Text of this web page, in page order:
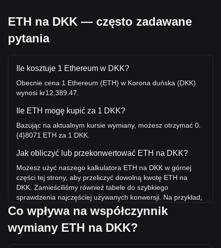
ETH na DKK — często zadawane
pytania
Ile kosztuje 1 Ethereum w DKK?
Obecnie cena 1 Ethereum (ETH) w Korona duńska (DKK)
wynosi kr12,389.47.
Ile ETH mogę kupić za 1 DKK?
Bazując na aktualnym kursie wymiany, możesz otrzymać 0.
{4}8071 ETH za 1 DKK.
Jak obliczyć lub przekonwertować ETH na DKK?
Możesz użyć naszego kalkulatora ETH na DKK w górnej
części tej strony, aby przeliczyć dowolną kwotę ETH na
DKK. Zamieściliśmy również tabele do szybkiego
sprawdzenia najczęściej używanych konwersji. Na przykład,
5 DKK jest równoważne 0.0004036 ETH, natomiast 5 ETH
będzie kosztować około 61,947.33DKK.
Jaka jest najwyższa cena ETH/DKK w historii?
Co wpływa na współczynnik
wymiany ETH na DKK?